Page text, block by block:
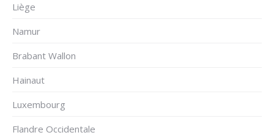
Liège
Namur
Brabant Wallon
Hainaut
Luxembourg
Flandre Occidentale